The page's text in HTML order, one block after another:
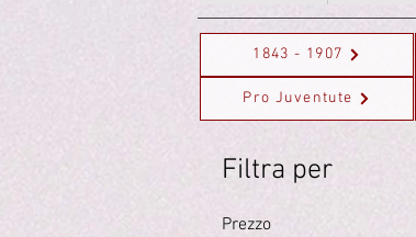
1843 - 1907
Pro Juventute
Filtra per
Prezzo